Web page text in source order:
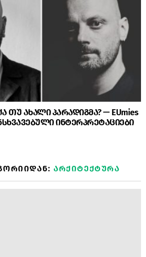
თუ ახალი პარადიგმა? — EUmies
ინტერპრეტაციები
ᲐᲠᲥᲘᲢᲔᲥᲢᲣᲠᲐ